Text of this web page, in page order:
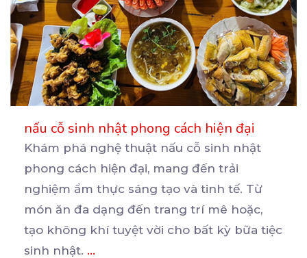
nấu cỗ sinh nhật phong cách hiện đại
Khám phá nghệ thuật nấu cỗ sinh nhật
phong cách hiện đại, mang đến trải
nghiệm ẩm thực sáng tạo và tinh tế. Từ
món ăn đa dạng đến trang trí mê hoặc,
tạo không khí tuyệt vời cho bất kỳ bữa tiệc
sinh nhật. ...